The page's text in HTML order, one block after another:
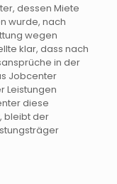
dessen Miete
wurde, nach
wegen
klar, dass nach
in der
Jobcenter
Leistungen
diese
bleibt der